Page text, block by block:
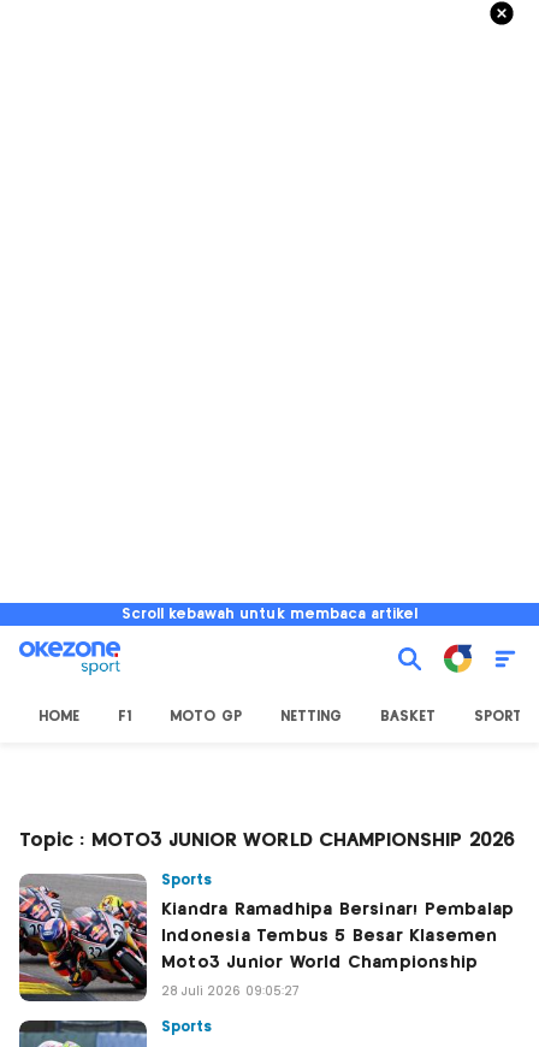
Scroll kebawah untuk membaca artikel
HOME F1 MOTO GP NETTING BASKET SPORT
Topic : MOTO3 JUNIOR WORLD CHAMPIONSHIP 2026
Sports
Kiandra Ramadhipa Bersinar! Pembalap
Indonesia Tembus 5 Besar Klasemen
Moto3 Junior World Championship
28 Juli 2026 09:05:27
Sports